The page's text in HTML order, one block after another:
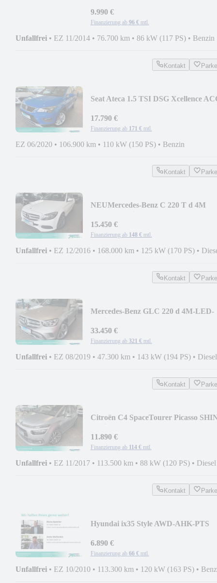
9.990 €
Finanzierung ab 96 € mtl.
Unfallfrei • EZ 11/2014 • 76.700 km • 86 kW (117 PS) • Benzin
Kontakt
Seat Ateca 1.5 TSI DSG Xcellence
17.790 €
Finanzierung ab 171 € mtl.
EZ 06/2020 • 106.900 km • 110 kW (150 PS) • Benzin
Kontakt
NEUMercedes-Benz C 220 T d 4M
15.450 €
Finanzierung ab 148 € mtl.
Unfallfrei • EZ 12/2016 • 168.000 km • 125 kW (170 PS) •
Kontakt
Mercedes-Benz GLC 220 d 4M-LED-
33.450 €
Finanzierung ab 321 € mtl.
Unfallfrei • EZ 08/2019 • 47.300 km • 143 kW (194 PS) • Diesel
Kontakt
Citroën C4 SpaceTourer Picasso
11.890 €
Finanzierung ab 114 € mtl.
Unfallfrei • EZ 11/2017 • 113.500 km • 88 kW (120 PS) • Diesel
Kontakt
Hyundai ix35 Style AWD-AHK-PTS
6.890 €
Finanzierung ab 66 € mtl.
Unfallfrei • EZ 10/2010 • 113.300 km • 120 kW (163 PS) •